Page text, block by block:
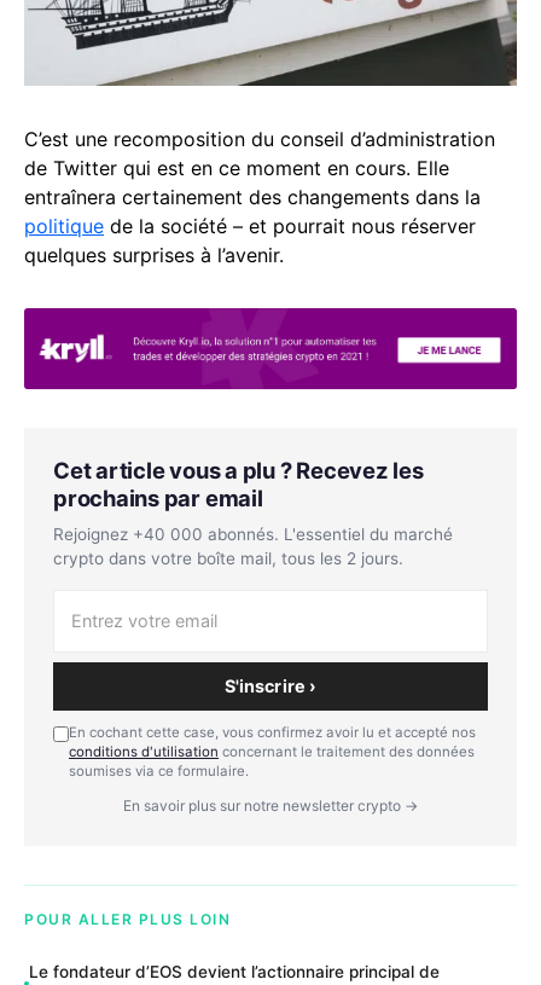
C’est une recomposition du conseil d’administration
de Twitter qui est en ce moment en cours. Elle
entraînera certainement des changements dans la
politique de la société – et pourrait nous réserver
quelques surprises à l’avenir.
Cet article vous a plu ? Recevez les
prochains par email
Rejoignez +40 000 abonnés. L'essentiel du marché
crypto dans votre boîte mail, tous les 2 jours.
S'inscrire ›
En cochant cette case, vous confirmez avoir lu et accepté nos
conditions d'utilisation concernant le traitement des données
soumises via ce formulaire.
En savoir plus sur notre newsletter crypto →
POUR ALLER PLUS LOIN
Le fondateur d’EOS devient l’actionnaire principal de